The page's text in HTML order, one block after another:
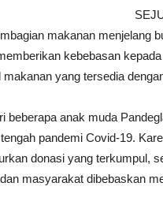
makanan menjelang
kebebasan
yang tersedia
beberapa anak muda
pandemi Covid-19.
donasi yang terkumpul,
masyarakat dibebaskan